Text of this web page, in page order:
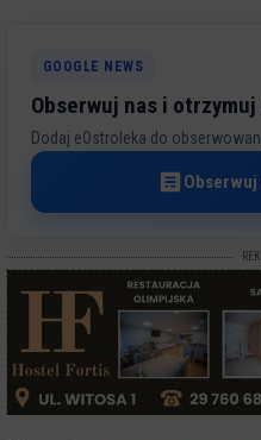
GOOGLE NEWS
Obserwuj nas i
Dodaj eOstroleka do
Obserwuj